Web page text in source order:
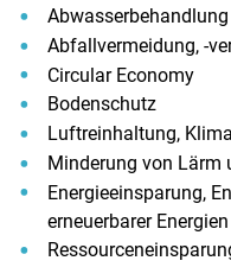
Abwasserbehandlung
Abfallvermeidung, -
Circular Economy
Bodenschutz
Luftreinhaltung,
Minderung von Lärm
Energieeinsparung,
erneuerbarer Energien